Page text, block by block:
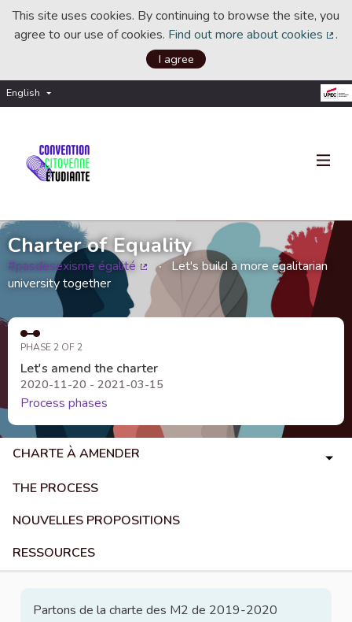
This site uses cookies. By continuing to browse the site, you
agree to our use of cookies. Find out more about cookies .
I agree
English Choisir la langue
Charter of Equality
#pasdesexisme égalité
(External link)
Let's build a more egalitarian
university together
PHASE 2 OF 2
Let's amend the charter
2020-11-20 - 2021-03-15
Process phases
CHARTE À AMENDER
THE PROCESS
NOUVELLES PROPOSITIONS
RESSOURCES
Partons de la charte des M2 de 2019-2020